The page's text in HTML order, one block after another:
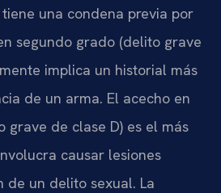
una condena previa por
segundo grado (delito grave
implica un historial más
de un arma. El acecho en
grave de clase D) es el más
causar lesiones
de un delito sexual. La